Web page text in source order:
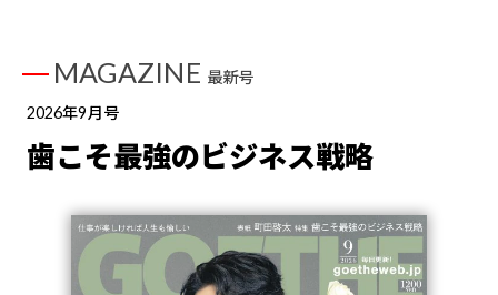
MAGAZINE 最新号
2026年9月号
歯こそ最強のビジネス戦略